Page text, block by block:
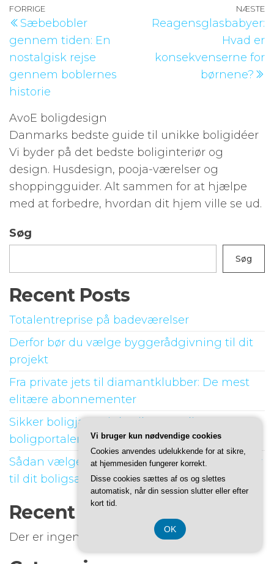
Indlægsnavigation
Forrige
indlæg
FORRIGE
Sæbebobler
gennem tiden: En
nostalgisk rejse
gennem boblernes
historie
NÆSTE
Reagensglasbabyer:
Hvad er
konsekvenserne for
børnene?
AvoE boligdesign
Danmarks bedste guide til unikke boligidéer
Vi byder på det bedste boliginteriør og
design. Husdesign, pooja-værelser og
shoppingguider. Alt sammen for at hjælpe
med at forbedre, hvordan dit hjem ville se ud.
Søg
Søg
Recent Posts
Totalentreprise på badeværelser
Derfor bør du vælge byggerådgivning til dit
projekt
Fra private jets til diamantklubber: De mest
elitære abonnementer
Sikker boligjagt: Links til troværdige
boligportaler
Sådan vælger du den rette ejendomsmægler
til dit boligsalg
Recent Comments
Der er ingen kommentarer at vise.
Vi bruger kun nødvendige cookies
Cookies anvendes udelukkende for at sikre,
at hjemmesiden fungerer korrekt.
Disse cookies sættes af os og slettes
automatisk, når din session slutter eller efter
kort tid.
OK